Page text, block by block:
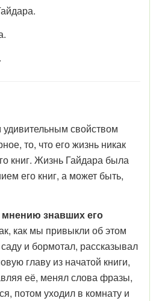
свойством
то, что его жизнь никак
книг. Жизнь Гайдара была
его книг, а может быть,
мнению знавших его
как мы привыкли об этом
и бормотал, рассказывал
главу из начатой книги,
её, менял слова фразы,
потом уходил в комнату и